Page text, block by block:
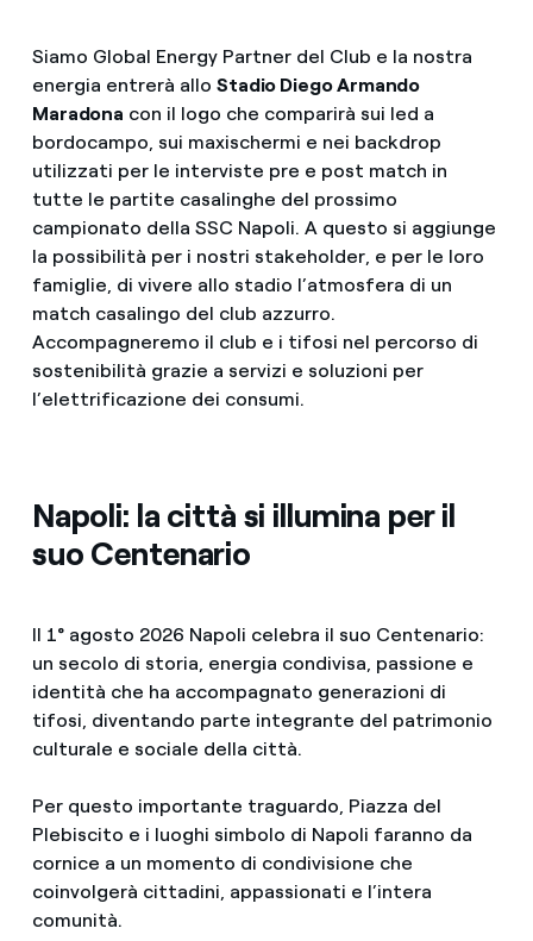
Siamo Global Energy Partner del Club e la nostra
energia entrerà allo Stadio Diego Armando
Maradona con il logo che comparirà sui led a
bordocampo, sui maxischermi e nei backdrop
utilizzati per le interviste pre e post match in
tutte le partite casalinghe del prossimo
campionato della SSC Napoli. A questo si aggiunge
la possibilità per i nostri stakeholder, e per le loro
famiglie, di vivere allo stadio l’atmosfera di un
match casalingo del club azzurro.
Accompagneremo il club e i tifosi nel percorso di
sostenibilità grazie a servizi e soluzioni per
l’elettrificazione dei consumi.
Napoli: la città si illumina per il
suo Centenario
Il 1° agosto 2026 Napoli celebra il suo Centenario:
un secolo di storia, energia condivisa, passione e
identità che ha accompagnato generazioni di
tifosi, diventando parte integrante del patrimonio
culturale e sociale della città.
Per questo importante traguardo, Piazza del
Plebiscito e i luoghi simbolo di Napoli faranno da
cornice a un momento di condivisione che
coinvolgerà cittadini, appassionati e l’intera
comunità.